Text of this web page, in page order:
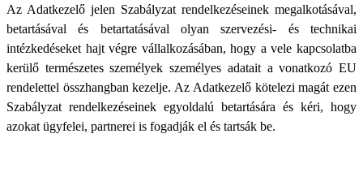
Az Adatkezelő jelen Szabályzat rendelkezéseinek megalkotásával,
betartásával és betartatásával olyan szervezési- és technikai
intézkedéseket hajt végre vállalkozásában, hogy a vele kapcsolatba
kerülő természetes személyek személyes adatait a vonatkozó EU
rendelettel összhangban kezelje. Az Adatkezelő kötelezi magát ezen
Szabályzat rendelkezéseinek egyoldalú betartására és kéri, hogy
azokat ügyfelei, partnerei is fogadják el és tartsák be.